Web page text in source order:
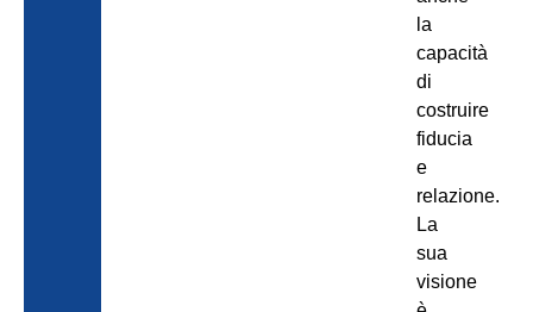
la
capacità
di
costruire
fiducia
e
relazione.
La
sua
visione